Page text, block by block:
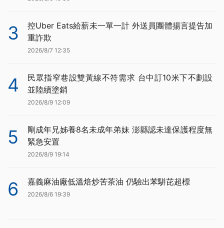
3
控Uber Eats給薪未一單一計 外送員團體揚言提告加
重詐欺
2026/8/7 12:35
4
民眾指窄巷設雙黃線不符需求 台中訂10米下不劃設
並陸續塗銷
2026/8/9 12:09
5
剛成年兄姊養8名未成年弟妹 澎縣認未達保護程度無
緊急安置
2026/8/9 19:14
6 嘉義麻油廠低溫焙炒苦茶油 仍驗出苯駢芘超標
2026/8/6 19:39